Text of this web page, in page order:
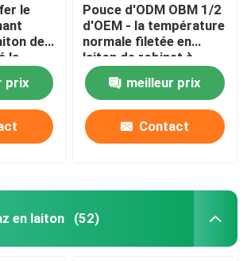
le
de
la
ANSI
prix
Pouce d'ODM OBM 1/2
d'OEM - la température
normale filetée en
laiton de robinet à
tournant sphérique de
4 poucesmeilleur prix
Contact
en laiton (52)